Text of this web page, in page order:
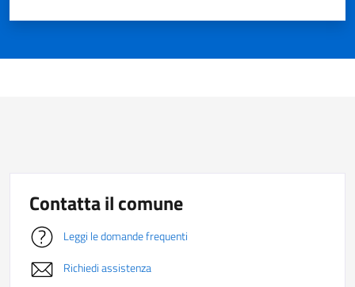
Contatta il comune
Leggi le domande frequenti
Richiedi assistenza